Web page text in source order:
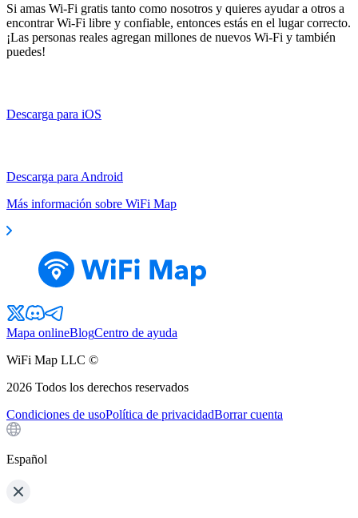
Si amas Wi-Fi gratis tanto como nosotros y quieres ayudar a otros a
encontrar Wi-Fi libre y confiable, entonces estás en el lugar correcto.
¡Las personas reales agregan millones de nuevos Wi-Fi y también
puedes!
Descarga para iOS
Descarga para Android
Más información sobre WiFi Map
Mapa onlineBlogCentro de ayuda
WiFi Map LLC ©
2026 Todos los derechos reservados
Condiciones de usoPolítica de privacidadBorrar cuenta
Español